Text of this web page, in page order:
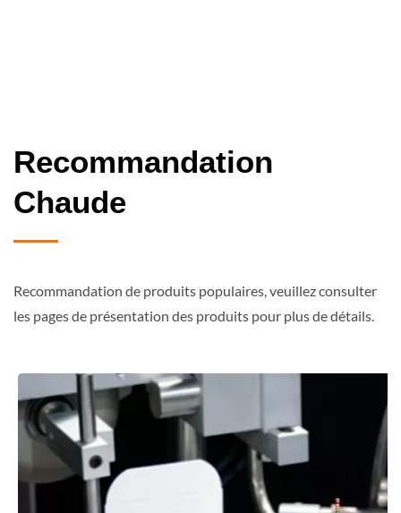
Recommandation
Chaude
Recommandation de produits populaires, veuillez consulter
les pages de présentation des produits pour plus de détails.